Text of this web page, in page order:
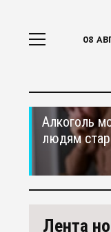
08
Алкоголь
людям
Лента